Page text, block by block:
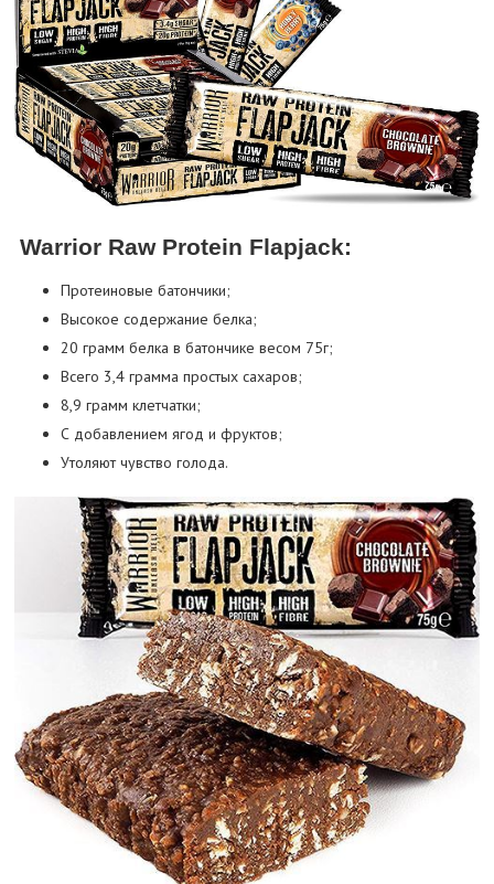
Warrior Raw Protein Flapjack:
Протеиновые батончики;
Высокое содержание белка;
20 грамм белка в батончике весом 75г;
Всего 3,4 грамма простых сахаров;
8,9 грамм клетчатки;
С добавлением ягод и фруктов;
Утоляют чувство голода.